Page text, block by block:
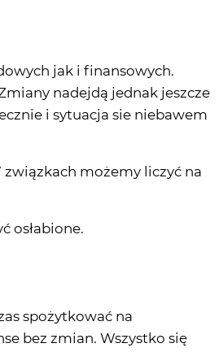
jak i finansowych.
nadejdą jednak jeszcze
i sytuacja sie niebawem
związkach możemy liczyć na
osłabione.
spożytkować na
bez zmian. Wszystko się